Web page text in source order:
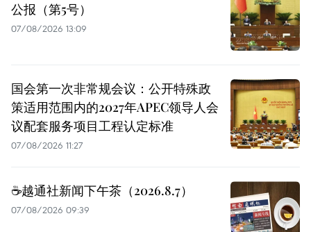
公报（第5号）
07/08/2026 13:09
国会第一次非常规会议：公开特殊政
策适用范围内的2027年APEC领导人会
议配套服务项目工程认定标准
07/08/2026 11:27
☕️越通社新闻下午茶（2026.8.7）
07/08/2026 09:39